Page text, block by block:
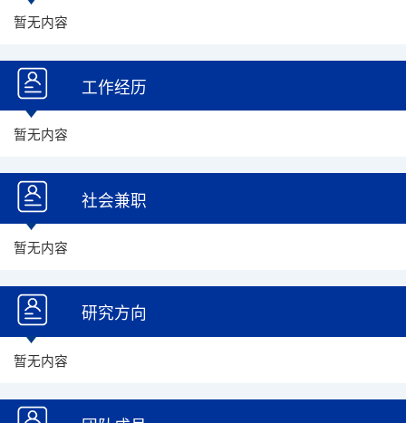
暂无内容
工作经历
暂无内容
社会兼职
暂无内容
研究方向
暂无内容